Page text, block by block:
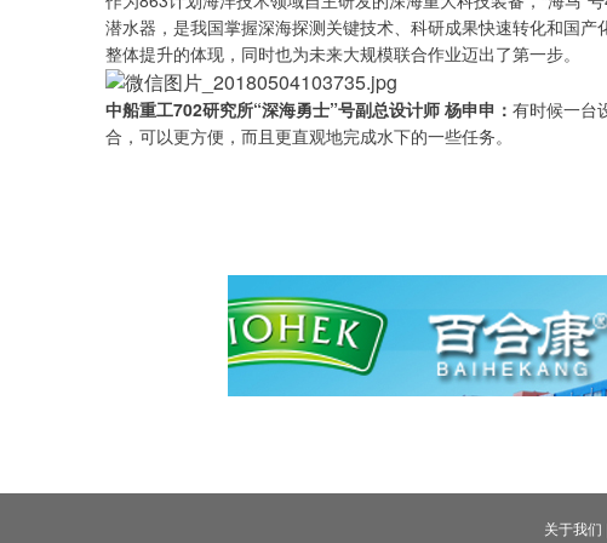
潜水器，是我国掌握深海探测关键技术、科研成果快速转化和国
整体提升的体现，同时也为未来大规模联合作业迈出了第一步。
中船重工702研究所“深海勇士”号副总设计师 杨申申： 有时候一台
合，可以更方便，而且更直观地完成水下的一些任务。
关于我们